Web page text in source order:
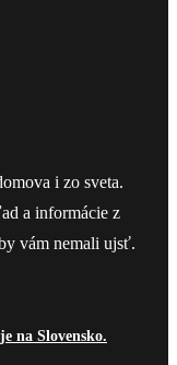
i zo sveta.
a informácie z
vám nemali ujsť.
na Slovensko.